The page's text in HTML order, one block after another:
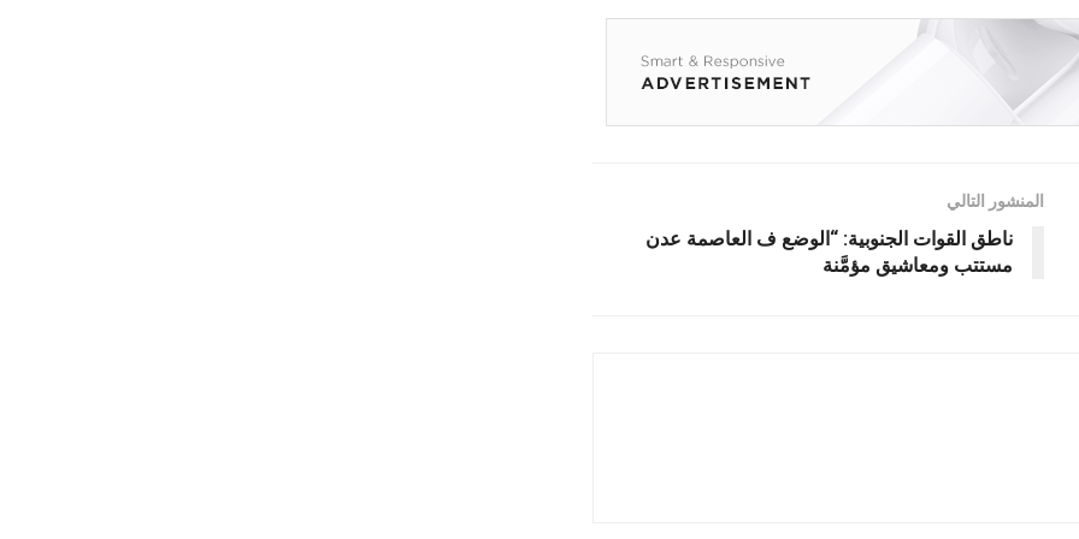
المنشور التالي
ناطق القوات الجنوبية: “الوضع ف العاصمة عدن
مستتب ومعاشيق مؤمَّنة